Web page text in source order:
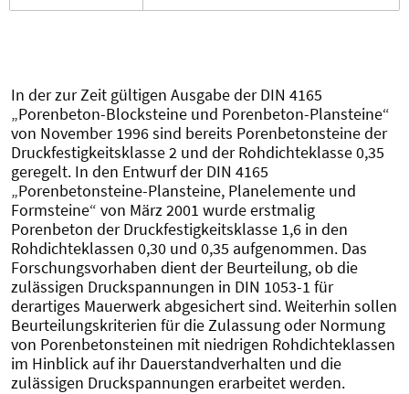
In der zur Zeit gültigen Ausgabe der DIN 4165
„Porenbeton-Blocksteine und Porenbeton-Plansteine“
von November 1996 sind bereits Porenbetonsteine der
Druckfestigkeitsklasse 2 und der Rohdichteklasse 0,35
geregelt. In den Entwurf der DIN 4165
„Porenbetonsteine-Plansteine, Planelemente und
Formsteine“ von März 2001 wurde erstmalig
Porenbeton der Druckfestigkeitsklasse 1,6 in den
Rohdichteklassen 0,30 und 0,35 aufgenommen. Das
Forschungsvorhaben dient der Beurteilung, ob die
zulässigen Druckspannungen in DIN 1053-1 für
derartiges Mauerwerk abgesichert sind. Weiterhin sollen
Beurteilungskriterien für die Zulassung oder Normung
von Porenbetonsteinen mit niedrigen Rohdichteklassen
im Hinblick auf ihr Dauerstandverhalten und die
zulässigen Druckspannungen erarbeitet werden.